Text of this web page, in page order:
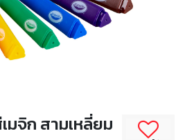
มจิก สามเหลี่ยม